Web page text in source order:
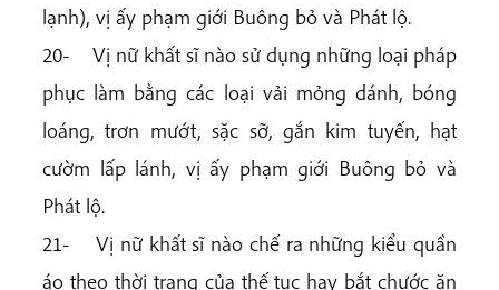
lạnh), vị ấy phạm giới Buông bỏ và Phát lộ.
20- Vị nữ khất sĩ nào sử dụng những loại pháp
phục làm bằng các loại vải mỏng dánh, bóng
loáng, trơn mướt, sặc sỡ, gắn kim tuyến, hạt
cườm lấp lánh, vị ấy phạm giới Buông bỏ và
Phát lộ.
21- Vị nữ khất sĩ nào chế ra những kiểu quần
áo theo thời trang của thế tục hay bắt chước ăn